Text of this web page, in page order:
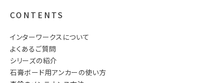
CONTENTS
インターワークスについて
よくあるご質問
シリーズの紹介
石膏ボード用アンカーの使い方